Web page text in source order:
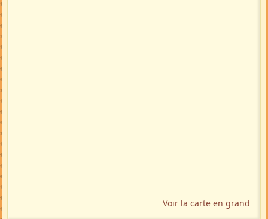
Voir la carte en grand